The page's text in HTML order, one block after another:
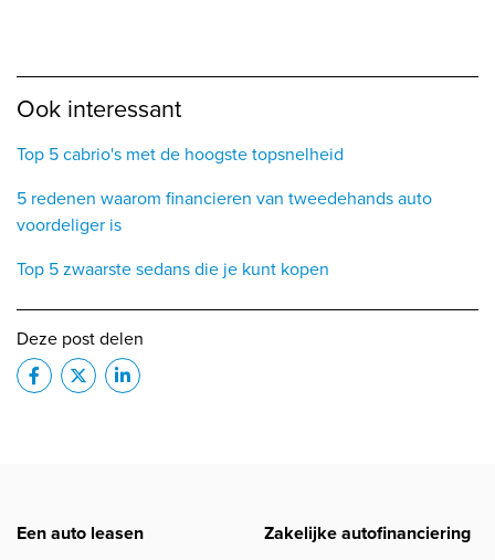
Ook interessant
Top 5 cabrio's met de hoogste topsnelheid
5 redenen waarom financieren van tweedehands auto
voordeliger is
Top 5 zwaarste sedans die je kunt kopen
Deze post delen
Een auto leasen Zakelijke autofinanciering